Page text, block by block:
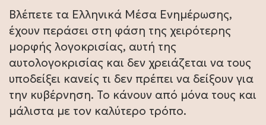
Βλέπετε τα Ελληνικά Μέσα Ενημέρωσης,
έχουν περάσει στη φάση της χειρότερης
μορφής λογοκρισίας, αυτή της
αυτολογοκρισίας και δεν χρειάζεται να τους
υποδείξει κανείς τι δεν πρέπει να δείξουν για
την κυβέρνηση. Το κάνουν από μόνα τους και
μάλιστα με τον καλύτερο τρόπο.